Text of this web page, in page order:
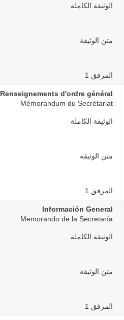
الوثيقة الكاملة
متن الوثيقة
المرفق 1
Renseignements d'ordre général
Mémorandum du Secrétariat
الوثيقة الكاملة
متن الوثيقة
المرفق 1
Información General
Memorando de la Secretaría
الوثيقة الكاملة
متن الوثيقة
المرفق 1